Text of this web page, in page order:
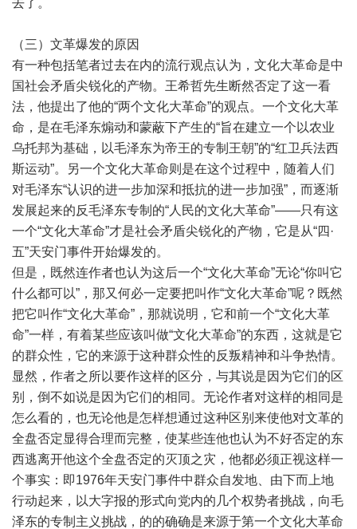
去了。
（三）文革爆发的原因
有一种包括笔者过去在内的流行观点认为，文化大革命是中
国社会矛盾尖锐化的产物。王希哲先生断然否定了这一看
法，他提出了他的“两个文化大革命”的观点。一个文化大革
命，是在毛泽东煽动和蒙蔽下产生的“旨在建立一个以农业
乌托邦为基础，以毛泽东为帝王的专制王朝”的“红卫兵法西
斯运动”。另一个文化大革命则是在这个过程中，随着人们
对毛泽东“认识的进一步加深和抵抗的进一步加强”，而逐渐
发展起来的反毛泽东专制的“人民的文化大革命”——只有这
一个“文化大革命”才是社会矛盾尖锐化的产物，它是从“四·
五”天安门事件开始爆发的。
但是，既然连作者也认为这后一个“文化大革命”无论“你叫它
什么都可以”，那又何必一定要把叫作“文化大革命”呢？既然
把它叫作“文化大革命”，那就说明，它和前一个“文化大革
命”一样，有着某些应该叫做“文化大革命”的东西，这就是它
的群众性，它的来源于这种群众性的反叛精神和斗争热情。
显然，作者之所以要作这样的区分，与其说是因为它们的区
别，倒不如说是因为它们的相同。无论作者对这样的相同是
怎么看的，也无论他是怎样想通过这种区别来使他对文革的
全盘否定显得合理而完整，使某些连他也认为不好否定的东
西逃离开他这个全盘否定的灭顶之灾，他都必须正视这样一
个事实：即1976年天安门事件中群众自发地、由下而上地
行动起来，以大字报的形式向党内的几个权势者挑战，向毛
泽东的专制主义挑战，的的确确是来源于第一个文化大革命